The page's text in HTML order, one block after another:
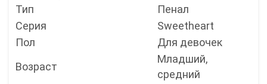
Тип
Пенал
Серия
Sweetheart
Пол
Для девочек
Возраст
Младший,
средний